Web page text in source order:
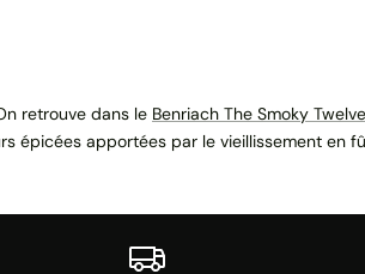
retrouve dans le Benriach The Smoky Twelve
épicées apportées par le vieillissement en